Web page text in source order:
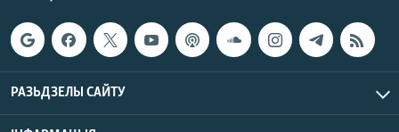
РАЗЬДЗЕЛЫ САЙТУ